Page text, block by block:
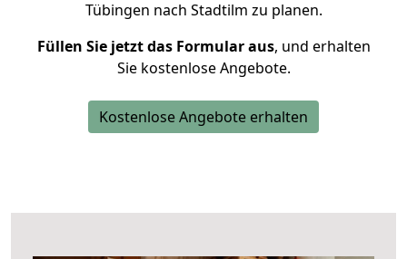
Tübingen nach Stadtilm zu planen.
Füllen Sie jetzt das Formular aus, und erhalten
Sie kostenlose Angebote.
Kostenlose Angebote erhalten